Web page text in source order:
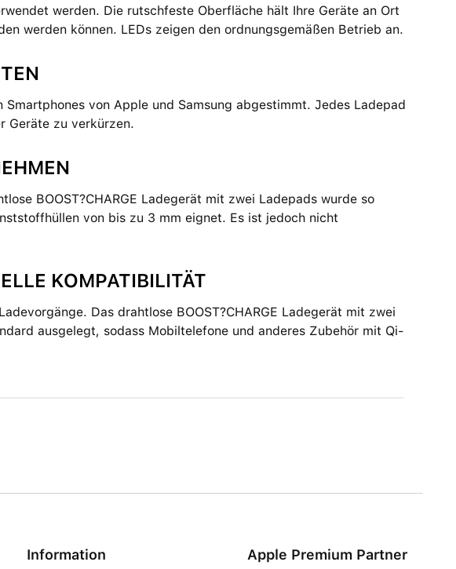
werden. Die rutschfeste Oberfläche hält Ihre Geräte an Ort
werden können. LEDs zeigen den ordnungsgemäßen Betrieb an.
von Apple und Samsung abgestimmt. Jedes Ladepad
Geräte zu verkürzen.
BOOST?CHARGE Ladegerät mit zwei Ladepads wurde so
von bis zu 3 mm eignet. Es ist jedoch nicht
KOMPATIBILITÄT
Das drahtlose BOOST?CHARGE Ladegerät mit zwei
ausgelegt, sodass Mobiltelefone und anderes Zubehör mit Qi-
Information Apple Premium Partner